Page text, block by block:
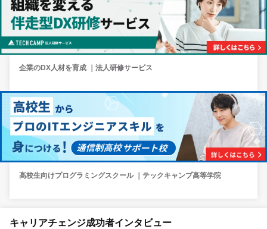
企業のDX人材を育成 ｜法人研修サービス
高校生向けプログラミングスクール ｜テックキャンプ高等学院
キャリアチェンジ成功者インタビュー